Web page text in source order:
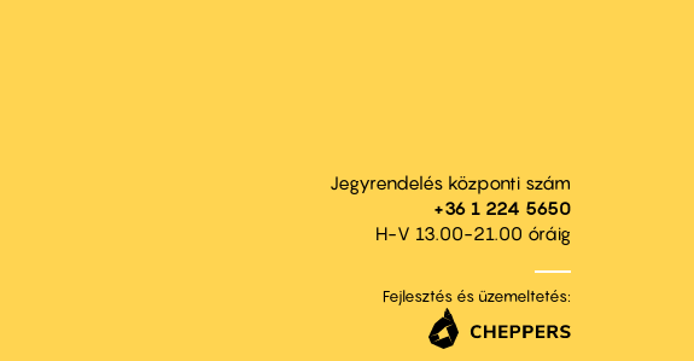
Jegyrendelés központi szám
+36 1 224 5650
H-V 13.00-21.00 óráig
Fejlesztés és üzemeltetés: